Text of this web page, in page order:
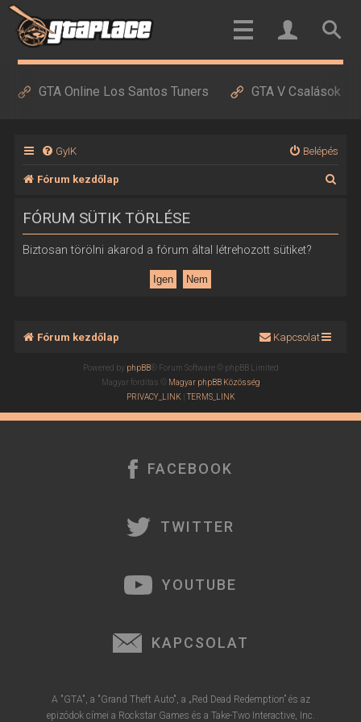
GTA Online Los Santos Tuners GTA V Csalások
GyIK Belépés
Fórum kezdőlap
FÓRUM SÜTIK TÖRLÉSE
Biztosan törölni akarod a fórum által létrehozott sütiket?
Fórum kezdőlap Kapcsolat
Powered by phpBB® Forum Software © phpBB Limited
Magyar fordítás © Magyar phpBB Közösség
PRIVACY_LINK |TERMS_LINK
FACEBOOK
TWITTER
YOUTUBE
KAPCSOLAT
A "GTA", a "Grand Theft Auto", a „Red Dead Redemption” és az
epizódok címei a Rockstar Games és a Take-Two Interactive, Inc.